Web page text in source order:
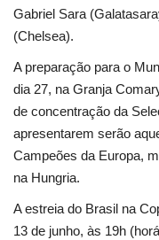
Gabriel Sara
(Chelsea).
A preparação para o
dia 27, na Granja
de concentração da
apresentarem serão
Campeões da Europa,
na Hungria.
A estreia do Brasil na
13 de junho, às 19h